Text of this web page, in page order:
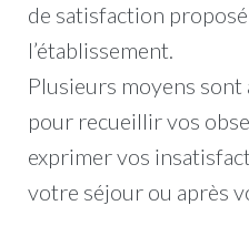
de satisfaction
l’établissement.
Plusieurs moyens
pour recueillir vos
exprimer vos
votre séjour ou après